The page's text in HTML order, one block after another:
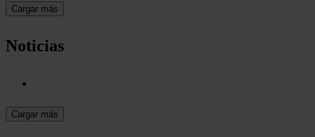
Cargar más
Noticias
Cargar más